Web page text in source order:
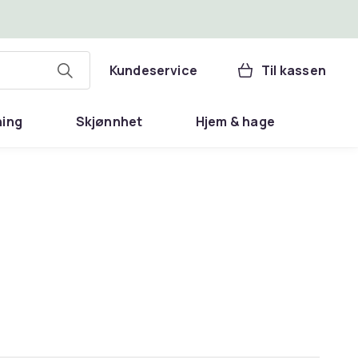
Kundeservice Til kassen
Skjønnhet Hjem & hage